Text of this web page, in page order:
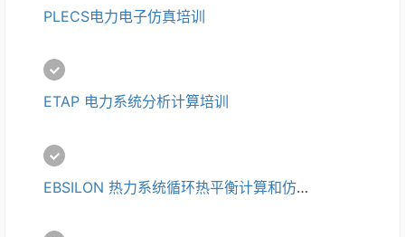
PLECS电力电子仿真培训
ETAP 电力系统分析计算培训
EBSILON 热力系统循环热平衡计算和仿真培训